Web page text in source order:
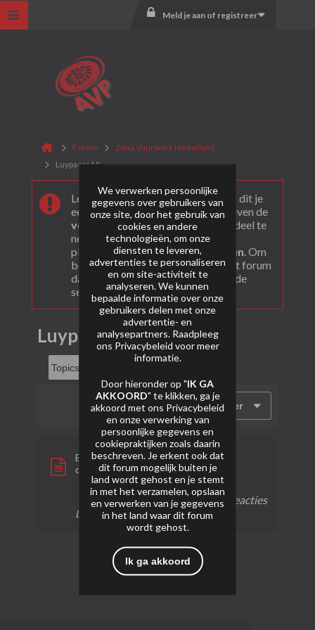
Meld je aan of registreer
Forum
Zena Vuurwerk Nederland
Luypaers NL
Leuk dat je ons gevonden hebt! Als dit je
eerste bezoek is bekijk dan eerst even de
veel gestelde vragen. Om actief deel te
nemen en ook berichten te kunnen
plaatsen moet je je eerstregisteren. Om
berichten te bekijken, selecteer het forum
dat je wil bezoeken uit onderstaande
selectie.
Luypaers NL
Filter
Barbary Lion - Luypaers
door SkoebieVuurwerk
0 reacties26 weergaven0 reacties
Laatste bericht 04-02-2024, 23:55
We verwerken persoonlijke
gegevens over gebruikers van
onze site, door het gebruik van
cookies en andere
technologieën, om onze
diensten te leveren,
advertenties te personaliseren
en om site-activiteit te
analyseren. We kunnen
bepaalde informatie over onze
gebruikers delen met onze
advertentie- en
analysepartners. Raadpleeg
ons Privacybeleid voor meer
informatie.
Door hieronder op "IK GA
AKKOORD" te klikken, ga je
akkoord met ons Privacybeleid
en onze verwerking van
persoonlijke gegevens en
cookiepraktijken zoals daarin
beschreven. Je erkent ook dat
dit forum mogelijk buiten je
land wordt gehost en je stemt
in met het verzamelen, opslaan
en verwerken van je gegevens
in het land waar dit forum
wordt gehost.
Ik ga akkoord